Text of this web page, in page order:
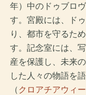
年）中のドゥブロ
す。宮殿には、ド
り、都市を守るた
す。記念室には、
産を保護し、未来
した人々の物語を
（ クロアチアウィ